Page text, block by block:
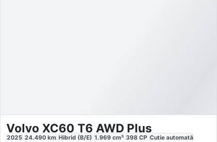
Volvo XC60 T6 AWD Plus
2025 24.490 km Hibrid (B/E) 1.969 cm³ 398 CP Cutie automată